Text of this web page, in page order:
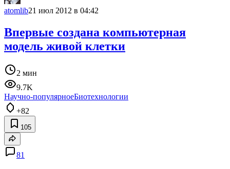
atomlib21 июл 2012 в 04:42
Впервые создана компьютерная
модель живой клетки
2 мин
9.7K
Научно-популярноеБиотехнологии
+82
105
81